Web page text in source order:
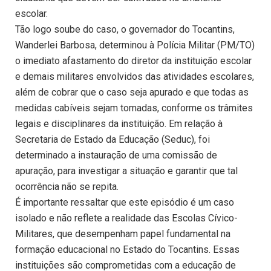
escolar.
Tão logo soube do caso, o governador do Tocantins,
Wanderlei Barbosa, determinou à Polícia Militar (PM/TO)
o imediato afastamento do diretor da instituição escolar
e demais militares envolvidos das atividades escolares,
além de cobrar que o caso seja apurado e que todas as
medidas cabíveis sejam tomadas, conforme os trâmites
legais e disciplinares da instituição. Em relação à
Secretaria de Estado da Educação (Seduc), foi
determinado a instauração de uma comissão de
apuração, para investigar a situação e garantir que tal
ocorrência não se repita.
É importante ressaltar que este episódio é um caso
isolado e não reflete a realidade das Escolas Cívico-
Militares, que desempenham papel fundamental na
formação educacional no Estado do Tocantins. Essas
instituições são comprometidas com a educação de